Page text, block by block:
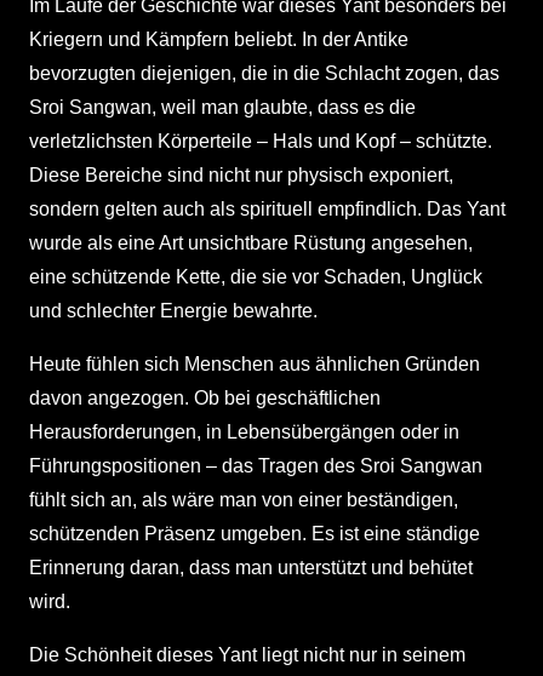
Im Laufe der Geschichte war dieses Yant besonders bei
Kriegern und Kämpfern beliebt. In der Antike
bevorzugten diejenigen, die in die Schlacht zogen, das
Sroi Sangwan, weil man glaubte, dass es die
verletzlichsten Körperteile – Hals und Kopf – schützte.
Diese Bereiche sind nicht nur physisch exponiert,
sondern gelten auch als spirituell empfindlich. Das Yant
wurde als eine Art unsichtbare Rüstung angesehen,
eine schützende Kette, die sie vor Schaden, Unglück
und schlechter Energie bewahrte.
Heute fühlen sich Menschen aus ähnlichen Gründen
davon angezogen. Ob bei geschäftlichen
Herausforderungen, in Lebensübergängen oder in
Führungspositionen – das Tragen des Sroi Sangwan
fühlt sich an, als wäre man von einer beständigen,
schützenden Präsenz umgeben. Es ist eine ständige
Erinnerung daran, dass man unterstützt und behütet
wird.
Die Schönheit dieses Yant liegt nicht nur in seinem